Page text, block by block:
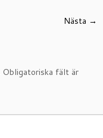
Nästa →
Obligatoriska fält är